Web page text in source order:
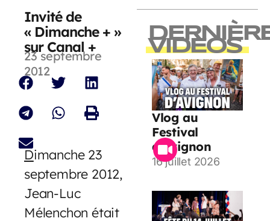
Invité de
« Dimanche + »
sur Canal +
23 septembre
2012
Dimanche 23
septembre 2012,
Jean-Luc
Mélenchon était
VIDEOS
Vlog au
Festival
d’Avignon
16 juillet 2026